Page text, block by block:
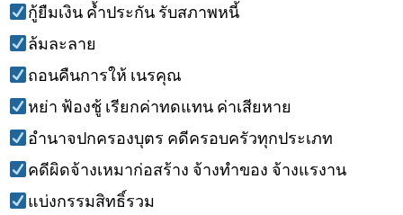
กู้ยืมเงิน ค้ำประกัน รับสภาพหนี้
ล้มละลาย
ถอนคืนการให้ เนรคุณ
หย่า ฟ้องชู้ เรียกค่าทดแทน ค่าเสียหาย
อำนาจปกครองบุตร คดีครอบครัวทุกประเภท
คดีผิดจ้างเหมาก่อสร้าง จ้างทำของ จ้างแรงาน
แบ่งกรรมสิทธิ์รวม